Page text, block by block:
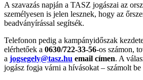
A szavazás napján a TASZ jogászai az
személyesen is jelen lesznek, hogy az
beadványírással segítsék.
Telefonon pedig a kampányidőszak
elérhetőek a 0630/722-33-56-os számon,
a jogsegely@tasz.hu email címen. A
jogász fogja várni a hívásokat – számolt